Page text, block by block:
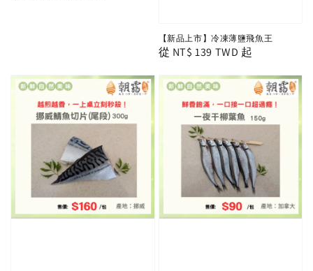
【新品上市】冷凍薄鹽飛魚王
Regular
從 NT$ 139 TWD 起